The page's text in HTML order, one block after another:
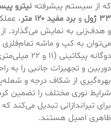
که از سیستم پیشرفته نیترو
۳۳ ژول
و برد مفید ۱۲۰ متر
،
و هدف‌زنی به نمایش می‌گذارد.
می‌توان به کپ و ماشه تمام‌فلزی
دوگانه
دوربین و تجهیزات جانبی را به
بهره‌گیری از شکاف درجه و
برای تیراندازانی تبدیل می‌کند
ظاهری اصیل هستند.